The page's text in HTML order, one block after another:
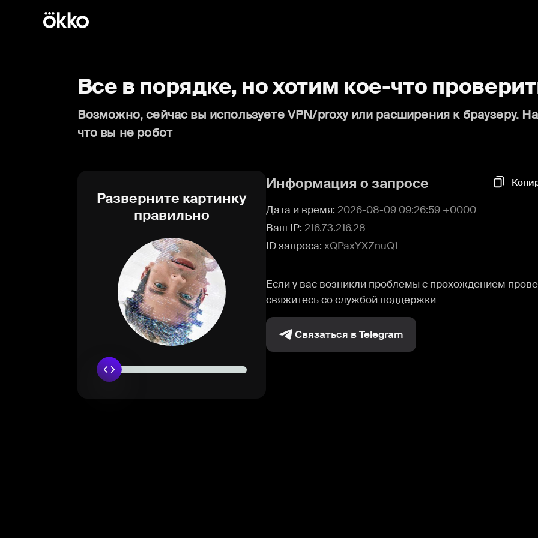
Все в порядке, но хотим кое-что
Возможно, сейчас вы используете VPN/proxy или расширения к браузеру.
что вы не робот
Разверните картинку
правильно
Информация о запросе
Дата и время: 2026-08-09 09:26:59 +0000
Ваш IP: 216.73.216.28
ID запроса: xQPaxYXZnuQ1
Если у вас возникли проблемы с прохождением
свяжитесь со службой поддержки
Связаться в Telegram